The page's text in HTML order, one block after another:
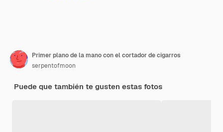
Primer plano de la mano con el cortador de cigarros
serpentofmoon
Puede que también te gusten estas fotos